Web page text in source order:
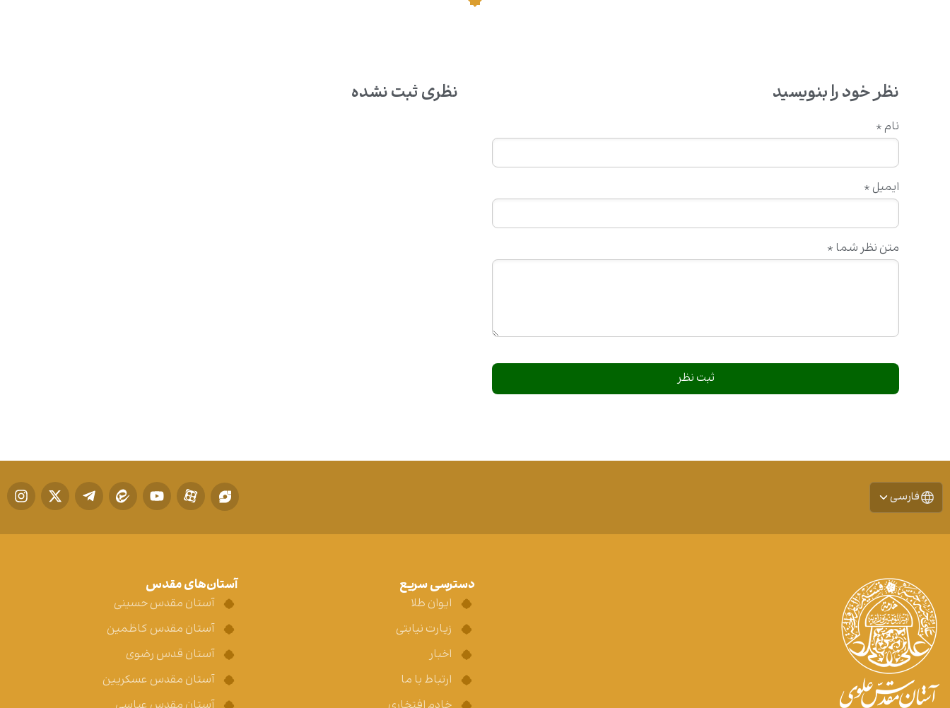
نظر خود را بنویسید
متن نظر شما *
نام *
ایمیل *
نظری ثبت نشده
فارسی
دسترسی سریع
ایوان طلا
زیارت نیابتی
اخبار
ارتباط با ما
آستان‌های مقدس
آستان مقدس حسینی
آستان مقدس کاظمین
آستان قدس رضوی
آستان مقدس عسکریین